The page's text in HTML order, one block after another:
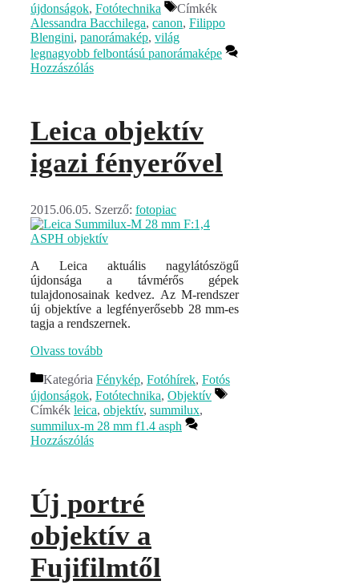
újdonságok, Fotótechnika
Címkék
Alessandra Bacchilega, canon, Filippo
Blengini, panorámakép, világ
legnagyobb felbontású panorámaképe
Hozzászólás
Leica objektív
igazi fényerővel
2015.06.05. Szerző: fotopiac
A Leica aktuális nagylátószögű
újdonsága a távmérős gépek
tulajdonosainak kedvez. Az M-rendszer
új objektíve a legfényerősebb 28 mm-es
tagja a rendszernek.
Olvass tovább
Kategória Fénykép, Fotóhírek, Fotós
újdonságok, Fotótechnika, Objektív
Címkék leica, objektív, summilux,
summilux-m 28 mm f1.4 asph
Hozzászólás
Új portré
objektív a
Fujifilmtől